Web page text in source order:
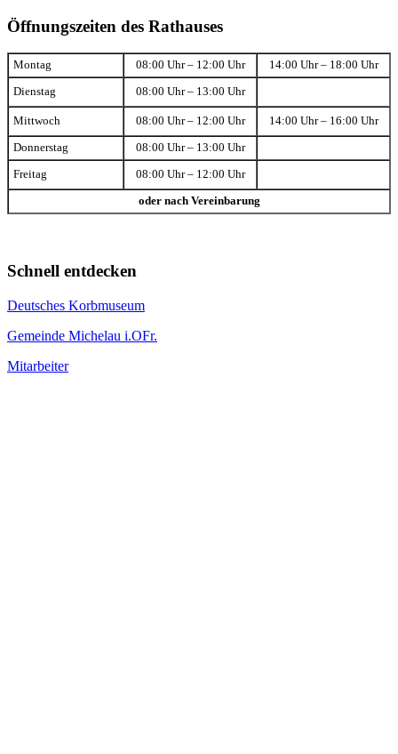
Öffnungszeiten des Rathauses
Montag 08:00 Uhr – 12:00 Uhr 14:00 Uhr – 18:00 Uhr
Dienstag 08:00 Uhr – 13:00 Uhr
Mittwoch 08:00 Uhr – 12:00 Uhr 14:00 Uhr – 16:00 Uhr
Donnerstag 08:00 Uhr – 13:00 Uhr
Freitag 08:00 Uhr – 12:00 Uhr
oder nach Vereinbarung
Schnell entdecken
Deutsches Korbmuseum
Gemeinde Michelau i.OFr.
Mitarbeiter